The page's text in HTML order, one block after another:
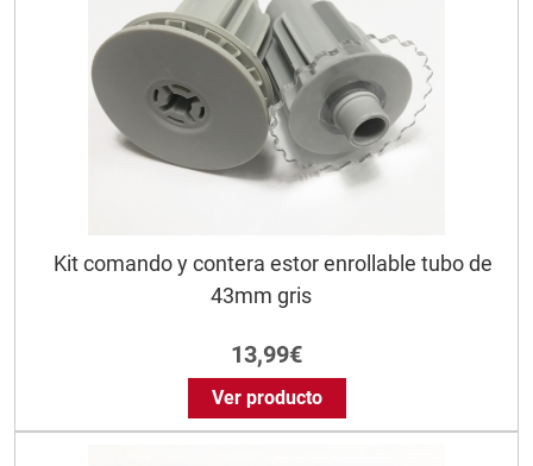
Kit comando y contera estor enrollable tubo de
43mm gris
13,99€
Ver producto